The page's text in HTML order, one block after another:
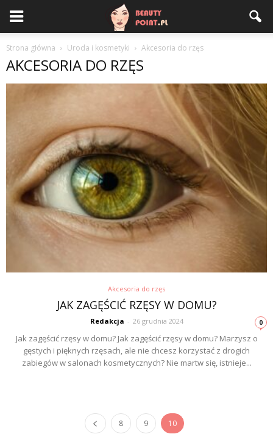
Strona główna Uroda i kosmetyki Akcesoria do rzęs
AKCESORIA DO RZĘS
Akcesoria do rzęs
JAK ZAGĘŚCIĆ RZĘSY W DOMU?
Redakcja - 26 grudnia 2024 0
Jak zagęścić rzęsy w domu? Jak zagęścić rzęsy w domu? Marzysz o
gęstych i pięknych rzęsach, ale nie chcesz korzystać z drogich
zabiegów w salonach kosmetycznych? Nie martw się, istnieje...
8 9 10